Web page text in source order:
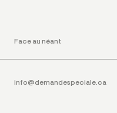
Face au néant
info@demandespeciale.ca